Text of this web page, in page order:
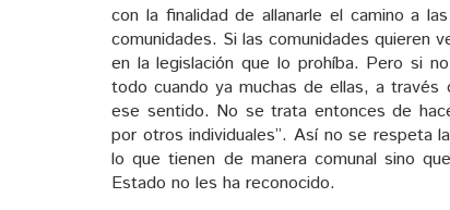
con la finalidad de allanarle el camino a
comunidades. Si las comunidades quieren
en la legislación que lo prohíba. Pero si
todo cuando ya muchas de ellas, a través
ese sentido. No se trata entonces de
por otros individuales”. Así no se respeta
lo que tienen de manera comunal sino
Estado no les ha reconocido.